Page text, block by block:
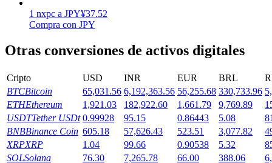
1 nxpc a JPY¥37.52
Compra con JPY
Otras conversiones de activos digitales
Cripto USD INR EUR BRL
BTCBitcoin 65,031.56 6,192,363.56 56,255.68 330,733.96
ETHEthereum 1,921.03 182,922.60 1,661.79 9,769.89
USDTTether USDt 0.99928 95.15 0.86443 5.08
BNBBinance Coin 605.18 57,626.43 523.51 3,077.82
XRPXRP 1.04 99.66 0.90538 5.32
SOLSolana 76.30 7,265.78 66.00 388.06